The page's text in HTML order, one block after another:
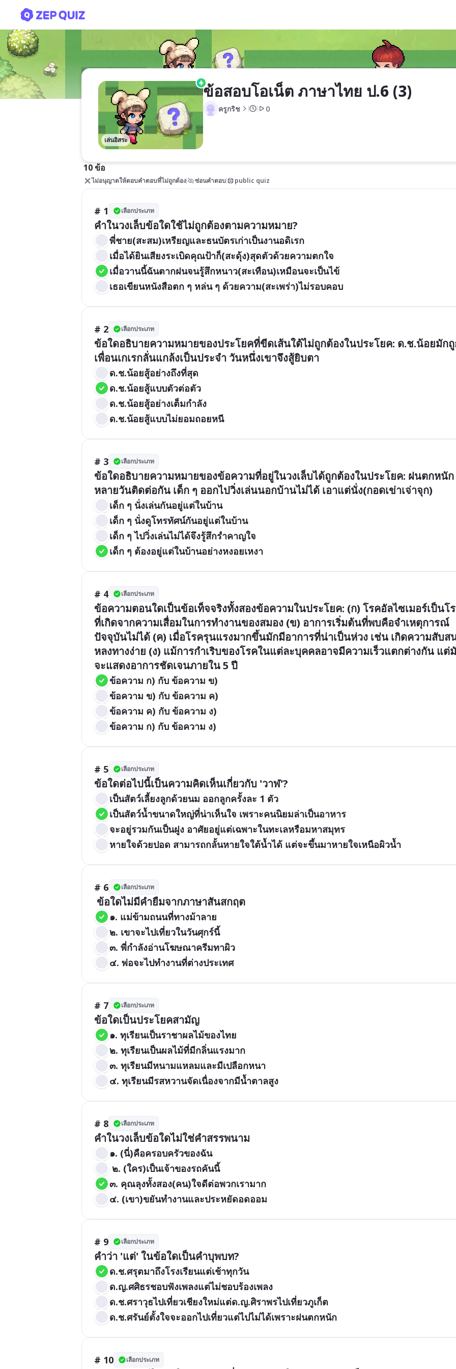
เล่นอิสระ
ข้อสอบโอเน็ต ภาษาไทย ป.6 (3)
ครูกริช 0
10 ข้อ
ไม่อนุญาตให้ตอบคำตอบที่ไม่ถูกต้อง ซ่อนคำตอบ public quiz
# 1 เลือกประเภท
คำในวงเล็บข้อใดใช้ไม่ถูกต้องตามความหมาย?
พี่ชาย(สะสม)เหรียญและธนบัตรเก่าเป็นงานอดิเรก
เมื่อได้ยินเสียงระเบิดคุณป้าก็(สะดุ้ง)สุดตัวด้วยความตกใจ
เมื่อวานนี้ฉันตากฝนจนรู้สึกหนาว(สะเทือน)เหมือนจะเป็นไข้
เธอเขียนหนังสือตก ๆ หล่น ๆ ด้วยความ(สะเพร่า)ไม่รอบคอบ
# 2 เลือกประเภท
ข้อใดอธิบายความหมายของประโยคที่ขีดเส้นใต้ไม่ถูกต้องในประโยค: ด.ช.น้อยมัก
เพื่อนเกเรกลั่นแกล้งเป็นประจำ วันหนึ่งเขาจึงสู้ยิบตา
ด.ช.น้อยสู้อย่างถึงที่สุด
ด.ช.น้อยสู้แบบตัวต่อตัว
ด.ช.น้อยสู้อย่างเต็มกำลัง
ด.ช.น้อยสู้แบบไม่ยอมถอยหนี
# 3 เลือกประเภท
ข้อใดอธิบายความหมายของข้อความที่อยู่ในวงเล็บได้ถูกต้องในประโยค: ฝนตกหนัก
หลายวันติดต่อกัน เด็ก ๆ ออกไปวิ่งเล่นนอกบ้านไม่ได้ เอาแต่นั่ง(กอดเข่าเจ่าจุก)
เด็ก ๆ นั่งเล่นกันอยู่แต่ในบ้าน
เด็ก ๆ นั่งดูโทรทัศน์กันอยู่แต่ในบ้าน
เด็ก ๆ ไปวิ่งเล่นไม่ได้จึงรู้สึกรำคาญใจ
เด็ก ๆ ต้องอยู่แต่ในบ้านอย่างหงอยเหงา
# 4 เลือกประเภท
ข้อความตอนใดเป็นข้อเท็จจริงทั้งสองข้อความในประโยค: (ก) โรคอัลไซเมอร์เป็นโ
ที่เกิดจากความเสื่อมในการทำงานของสมอง (ข) อาการเริ่มต้นที่พบคือจำเหตุการณ์
ปัจจุบันไม่ได้ (ค) เมื่อโรครุนแรงมากขึ้นมักมีอาการที่น่าเป็นห่วง เช่น เกิดความสับส
หลงทางง่าย (ง) แม้การกำเริบของโรคในแต่ละบุคคลอาจมีความเร็วแตกต่างกัน แต่
จะแสดงอาการชัดเจนภายใน 5 ปี
ข้อความ ก) กับ ข้อความ ข)
ข้อความ ข) กับ ข้อความ ค)
ข้อความ ค) กับ ข้อความ ง)
ข้อความ ก) กับ ข้อความ ง)
# 5 เลือกประเภท
ข้อใดต่อไปนี้เป็นความคิดเห็นเกี่ยวกับ 'วาฬ'?
เป็นสัตว์เลี้ยงลูกด้วยนม ออกลูกครั้งละ 1 ตัว
เป็นสัตว์น้ำขนาดใหญ่ที่น่าเห็นใจ เพราะคนนิยมล่าเป็นอาหาร
จะอยู่รวมกันเป็นฝูง อาศัยอยู่แต่เฉพาะในทะเลหรือมหาสมุทร
หายใจด้วยปอด สามารถกลั้นหายใจใต้น้ำได้ แต่จะขึ้นมาหายใจเหนือผิวน้ำ
# 6 เลือกประเภท
ข้อใดไม่มีคำยืมจากภาษาสันสกฤต
๑. แม่ข้ามถนนที่ทางม้าลาย
๒. เขาจะไปเที่ยวในวันศุกร์นี้
๓. พี่กำลังอ่านโฆษณาครีมทาผิว
๔. พ่อจะไปทำงานที่ต่างประเทศ
# 7 เลือกประเภท
๑. ทุเรียนเป็นราชาผลไม้ของไทย
๒. ทุเรียนเป็นผลไม้ที่มีกลิ่นแรงมาก
๓. ทุเรียนมีหนามแหลมและมีเปลือกหนา
๔. ทุเรียนมีรสหวานจัดเนื่องจากมีน้ำตาลสูง
# 8 เลือกประเภท
คำในวงเล็บข้อใดไม่ใช่คำสรรพนาม
๑. (นี่)คือครอบครัวของฉัน
๒. (ใคร)เป็นเจ้าของรถคันนี้
๓. คุณลุงทั้งสอง(คน)ใจดีต่อพวกเรามาก
๔. (เขา)ขยันทำงานและประหยัดอดออม
# 9 เลือกประเภท
คำว่า 'แต่' ในข้อใดเป็นคำบุพบท?
ด.ช.ศรุตมาถึงโรงเรียนแต่เช้าทุกวัน
ด.ญ.ศศิธรชอบฟังเพลงแต่ไม่ชอบร้องเพลง
ด.ช.ศราวุธไปเที่ยวเชียงใหม่แต่ด.ญ.ศิราพรไปเที่ยวภูเก็ต
ด.ช.ศรันย์ตั้งใจจะออกไปเที่ยวแต่ไปไม่ได้เพราะฝนตกหนัก
# 10 เลือกประเภท